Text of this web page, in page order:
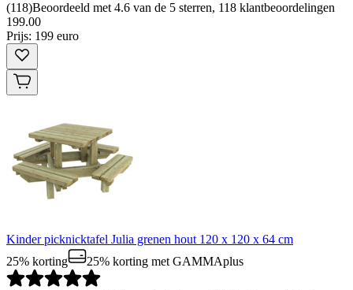
(118)Beoordeeld met 4.6 van de 5 sterren, 118 klantbeoordelingen
199.00
Prijs: 199 euro
Kinder picknicktafel Julia grenen hout 120 x 120 x 64 cm
25% korting
25% korting met GAMMAplus